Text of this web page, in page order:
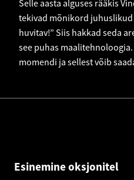
Selle aasta alguses rääkis
tekivad mõnikord juhuslikud
huvitav!” Siis hakkad seda
see puhas
momendi ja sellest võib
Esinemine oksjonitel